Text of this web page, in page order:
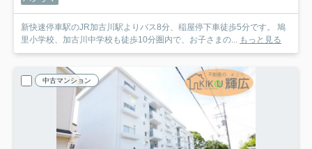
新快速停車駅のJR加古川駅よりバス8分、稲屋停下車徒歩5分です。 鳩
里小学校、加古川中学校も徒歩10分圏内で、お子さまの... もっと見る
中古マンション